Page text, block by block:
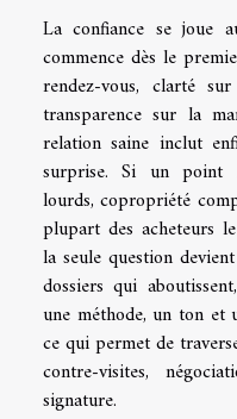
La confiance se joue
commence dès le
rendez-vous, clarté
transparence sur la
relation saine inclut
surprise. Si un point
lourds, copropriété
plupart des acheteurs
la seule question
dossiers qui
une méthode, un ton et
ce qui permet de
contre-visites,
signature.